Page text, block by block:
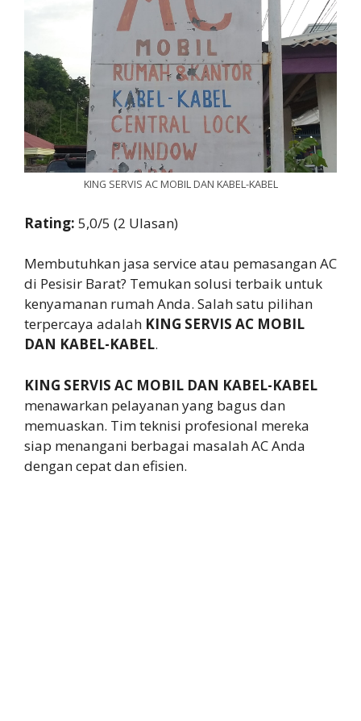
KING SERVIS AC MOBIL DAN KABEL-KABEL
Rating: 5,0/5 (2 Ulasan)
Membutuhkan jasa service atau pemasangan AC
di Pesisir Barat? Temukan solusi terbaik untuk
kenyamanan rumah Anda. Salah satu pilihan
terpercaya adalah KING SERVIS AC MOBIL
DAN KABEL-KABEL.
KING SERVIS AC MOBIL DAN KABEL-KABEL
menawarkan pelayanan yang bagus dan
memuaskan. Tim teknisi profesional mereka
siap menangani berbagai masalah AC Anda
dengan cepat dan efisien.